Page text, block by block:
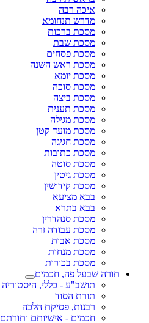
איכה רבה
מדרש תנחומא
מסכת ברכות
מסכת שבת
מסכת פסחים
מסכת ראש השנה
מסכת יומא
מסכת סוכה
מסכת ביצה
מסכת תענית
מסכת מגילה
מסכת מועד קטן
מסכת חגיגה
מסכת כתובות
מסכת סוטה
מסכת גיטין
מסכת קידושין
בבא מציעא
בבא בתרא
מסכת סנהדרין
מסכת עבודה זרה
מסכת אבות
מסכת מנחות
מסכת בכורות
תורה שבעל פה, חכמים
תושב"ע - כללי, היסטוריה
תורת הסוד
רבנות, פסיקת הלכה
חכמים - אישיותם ותורתם